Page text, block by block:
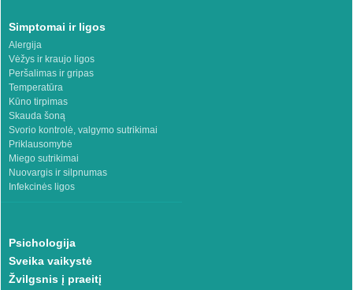
Simptomai ir ligos
Alergija
Vėžys ir kraujo ligos
Peršalimas ir gripas
Temperatūra
Kūno tirpimas
Skauda šoną
Svorio kontrolė, valgymo sutrikimai
Priklausomybė
Miego sutrikimai
Nuovargis ir silpnumas
Infekcinės ligos
Psichologija
Sveika vaikystė
Žvilgsnis į praeitį